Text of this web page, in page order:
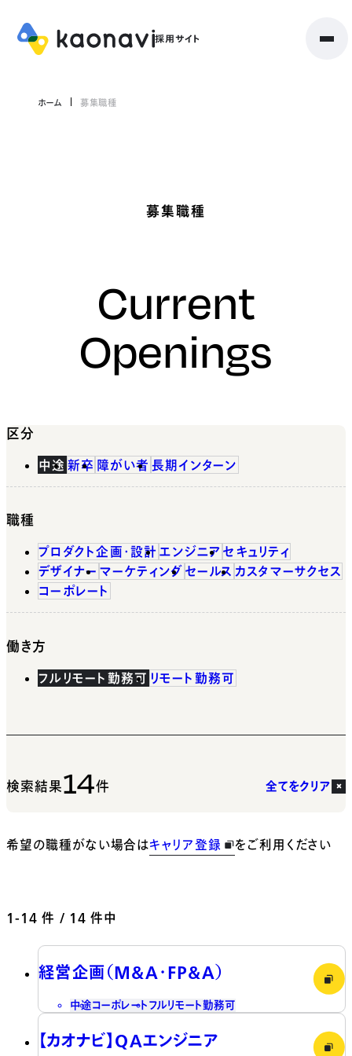
ホーム 募集職種
募集職種
Current
Openings
区分
中途 新卒 障がい者 長期インターン
職種
プロダクト企画・設計 エンジニア セキュリティ
デザイナー マーケティング セールス カスタマーサクセス
コーポレート
働き方
フルリモート勤務可 リモート勤務可
検索結果14件 全てをクリア
希望の職種がない場合はキャリア登録 をご利用ください
1-14 件 / 14 件中
経営企画（M&A・FP&A）
中途コーポレート フルリモート勤務可
【カオナビ】QAエンジニア